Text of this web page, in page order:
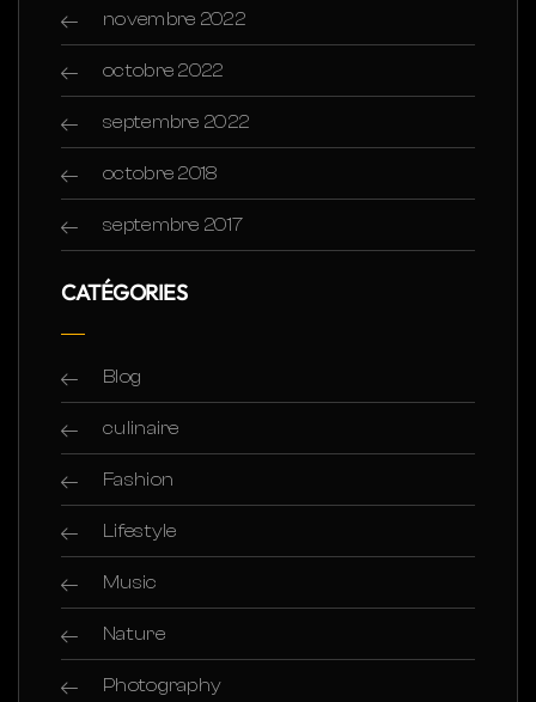
novembre 2022
octobre 2022
septembre 2022
octobre 2018
septembre 2017
CATÉGORIES
Blog
culinaire
Fashion
Lifestyle
Music
Nature
Photography